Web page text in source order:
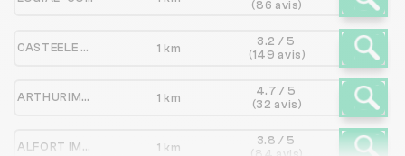
(86 avis)
CASTEELE S A R L 1 km
3.2 / 5
(149 avis)
ARTHURIMMO.COM 1 km
4.7 / 5
(32 avis)
ALFORT IMMO 1 km
3.8 / 5